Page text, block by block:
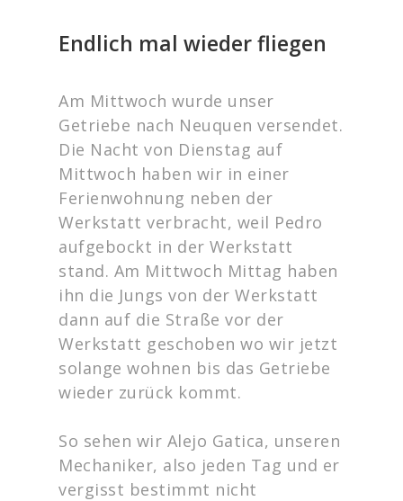
Endlich mal wieder fliegen
Am Mittwoch wurde unser
Getriebe nach Neuquen versendet.
Die Nacht von Dienstag auf
Mittwoch haben wir in einer
Ferienwohnung neben der
Werkstatt verbracht, weil Pedro
aufgebockt in der Werkstatt
stand. Am Mittwoch Mittag haben
ihn die Jungs von der Werkstatt
dann auf die Straße vor der
Werkstatt geschoben wo wir jetzt
solange wohnen bis das Getriebe
wieder zurück kommt.
So sehen wir Alejo Gatica, unseren
Mechaniker, also jeden Tag und er
vergisst bestimmt nicht